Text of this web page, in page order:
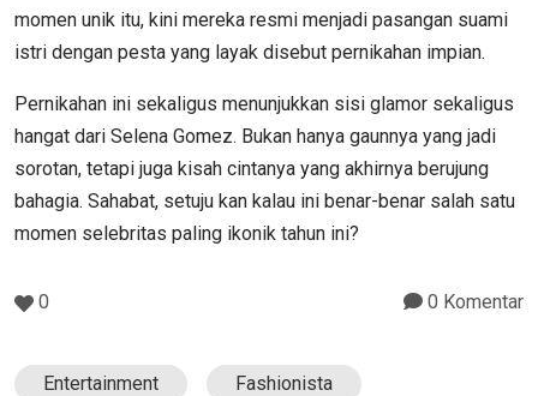
momen unik itu, kini mereka resmi menjadi pasangan suami
istri dengan pesta yang layak disebut pernikahan impian.
Pernikahan ini sekaligus menunjukkan sisi glamor sekaligus
hangat dari Selena Gomez. Bukan hanya gaunnya yang jadi
sorotan, tetapi juga kisah cintanya yang akhirnya berujung
bahagia. Sahabat, setuju kan kalau ini benar-benar salah satu
momen selebritas paling ikonik tahun ini?
0 0 Komentar
Entertainment Fashionista